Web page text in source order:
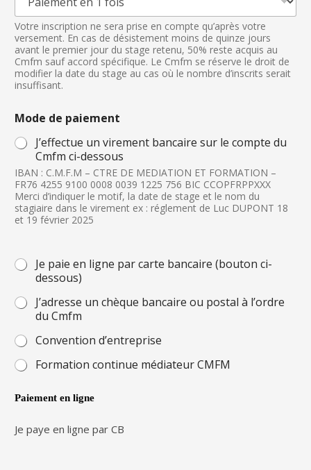
c
o
c
h
e
r
Votre inscription ne sera prise en compte qu’après votre
versement. En cas de désistement moins de quinze jours
avant le premier jour du stage retenu, 50% reste acquis au
Cmfm sauf accord spécifique. Le Cmfm se réserve le droit de
modifier la date du stage au cas où le nombre d’inscrits serait
insuffisant.
Mode de paiement
J’effectue un virement bancaire sur le compte du
Cmfm ci-dessous
IBAN : C.M.F.M – CTRE DE MEDIATION ET FORMATION –
FR76 4255 9100 0008 0039 1225 756 BIC CCOPFRPPXXX
Merci d’indiquer le motif, la date de stage et le nom du
stagiaire dans le virement ex : réglement de Luc DUPONT 18
et 19 février 2025
Je paie en ligne par carte bancaire (bouton ci-
dessous)
J’adresse un chèque bancaire ou postal à l’ordre
du Cmfm
Convention d’entreprise
Formation continue médiateur CMFM
Paiement en ligne
Je paye en ligne par CB